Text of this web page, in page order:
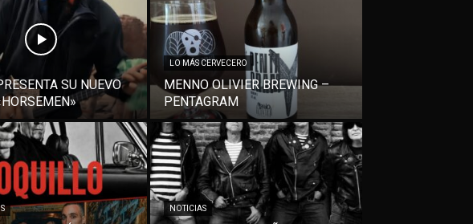
SU NUEVO
LO MÁS CERVECERO
MENNO OLIVIER BREWING –
PENTAGRAM
NOTICIAS